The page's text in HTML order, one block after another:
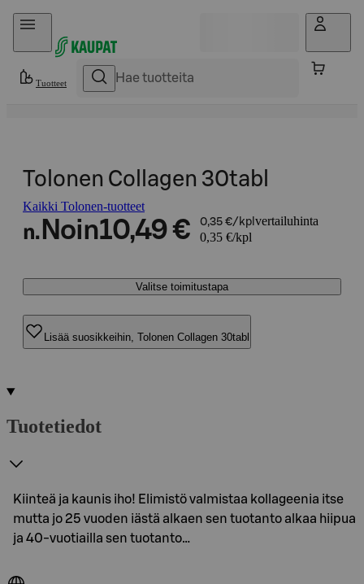
Hyppää sisältöön
Tuotteet
Tolonen Collagen 30tabl
Kaikki Tolonen-tuotteet
n. Noin10,49 € 0,35 €/kpl vertailuhinta
0,35 €/kpl
Valitse toimitustapa
Lisää suosikkeihin, Tolonen Collagen 30tabl
Tuotetiedot
Kiinteä ja kaunis iho! Elimistö valmistaa kollageenia itse
mutta jo 25 vuoden iästä alkaen sen tuotanto alkaa hiipua
ja 40-vuotiailla sen tuotanto…